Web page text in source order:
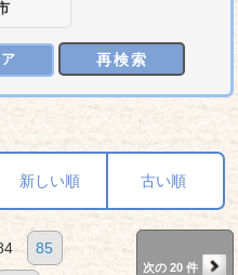
再検索
新しい順 古い順
85
次の 20 件